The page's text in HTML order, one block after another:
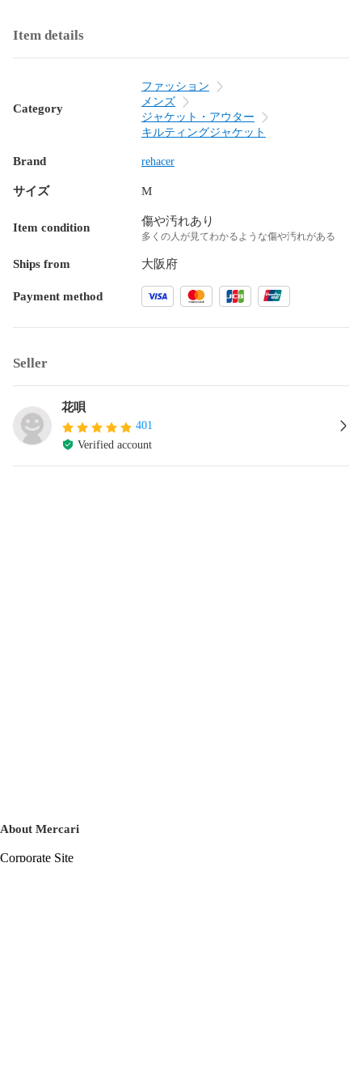
Item details
Category
ファッション
メンズ
ジャケット・アウター
キルティングジャケット
Brand rehacer
サイズ M
Item condition 傷や汚れあり
多くの人が見てわかるような傷や汚れがある
Ships from 大阪府
Payment method
Seller
花唄
401
Verified account
About Mercari
Corporate Site